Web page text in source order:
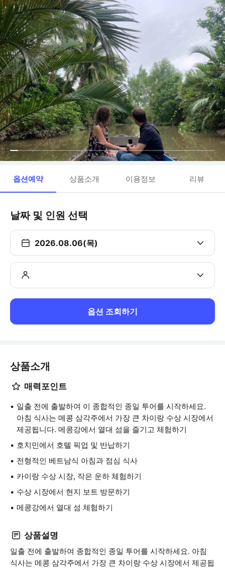
옵션예약 상품소개 이용정보 리뷰
날짜 및 인원 선택
2026.08.06(목)
옵션 조회하기
상품소개
매력포인트
일출 전에 출발하여 이 종합적인 종일 투어를 시작하세요.
아침 식사는 메콩 삼각주에서 가장 큰 차이랑 수상 시장에서
제공됩니다. 메콩강에서 열대 섬을 즐기고 체험하기
호치민에서 호텔 픽업 및 반납하기
전형적인 베트남식 아침과 점심 식사
카이랑 수상 시장, 작은 운하 체험하기
수상 시장에서 현지 보트 방문하기
메콩강에서 열대 섬 체험하기
상품설명
일출 전에 출발하여 종합적인 종일 투어를 시작하세요. 아침
식사는 메콩 삼각주에서 가장 큰 차이랑 수상 시장에서 제공됩